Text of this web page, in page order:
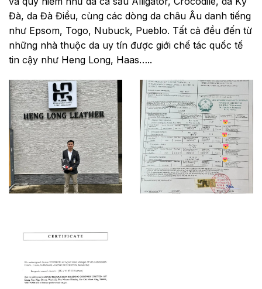
Đà, da Đà Điểu, cùng các dòng da châu Âu danh tiếng
như Epsom, Togo, Nubuck, Pueblo. Tất cả đều đến từ
những nhà thuộc da uy tín được giới chế tác quốc tế
tin cậy như Heng Long, Haas…..